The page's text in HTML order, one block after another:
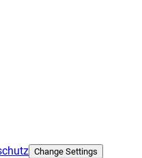
Change Settings